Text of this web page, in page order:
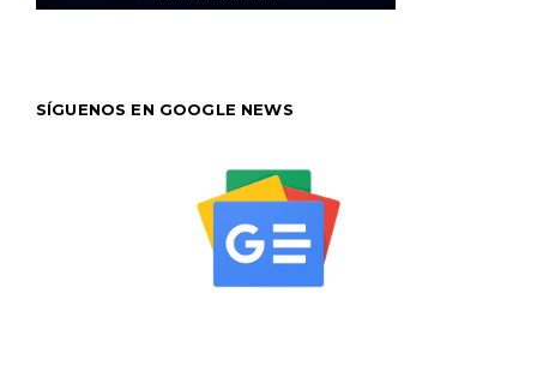
SÍGUENOS EN GOOGLE NEWS